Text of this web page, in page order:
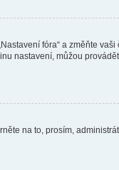
fóra“ a změňte vaši
nastavení, můžou
na to, prosím,